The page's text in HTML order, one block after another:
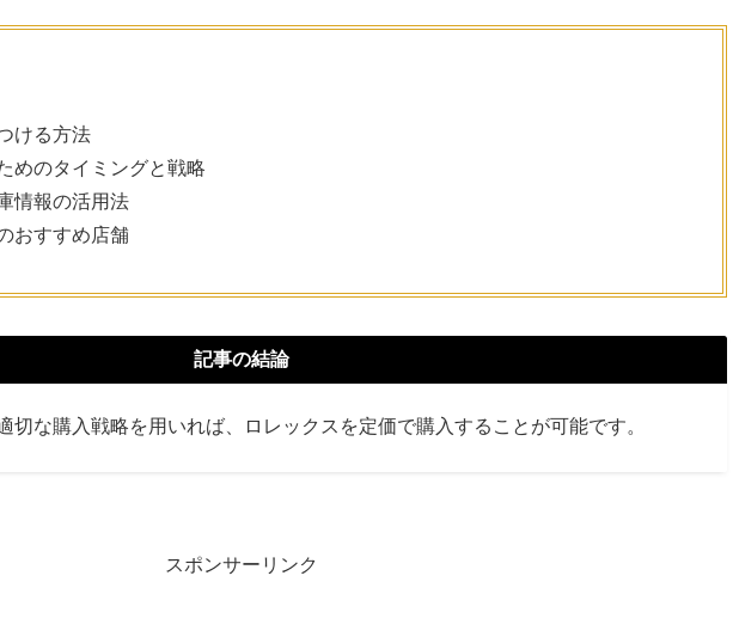
ける方法
めのタイミングと戦略
情報の活用法
おすすめ店舗
記事の結論
切な購入戦略を用いれば、ロレックスを定価で購入することが可能です。
スポンサーリンク